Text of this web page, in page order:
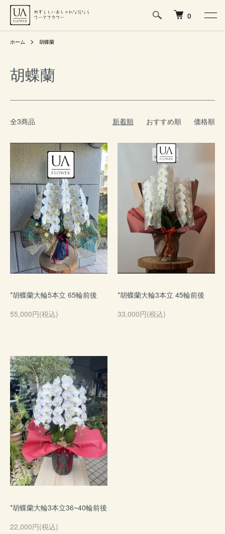
0
ホーム 胡蝶蘭
胡蝶蘭
全3商品 新着順 おすすめ順 価格順
*胡蝶蘭大輪5本立 65輪前後
55,000円(税込)
*胡蝶蘭大輪3本立 45輪前後
33,000円(税込)
*胡蝶蘭大輪3本立36~40輪前後
22,000円(税込)